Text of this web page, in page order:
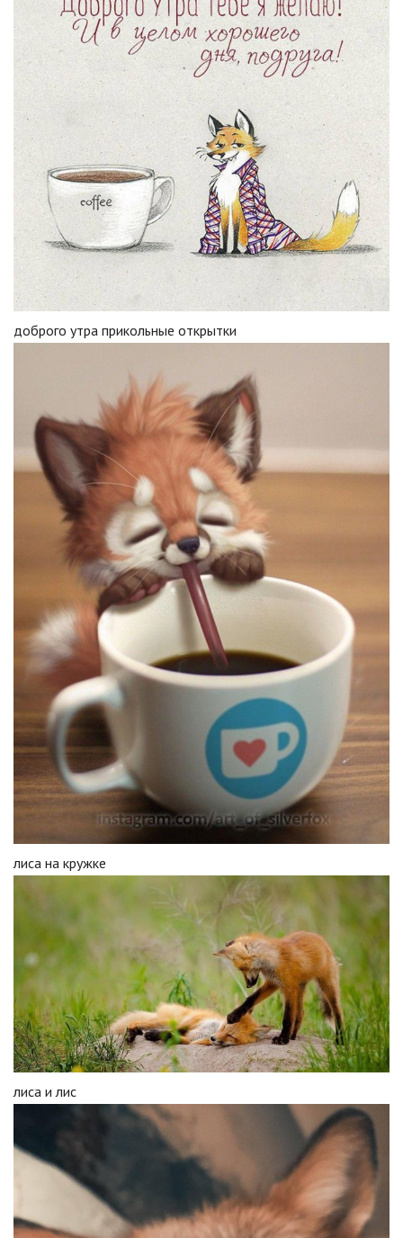
доброго утра прикольные открытки
лиса на кружке
лиса и лис